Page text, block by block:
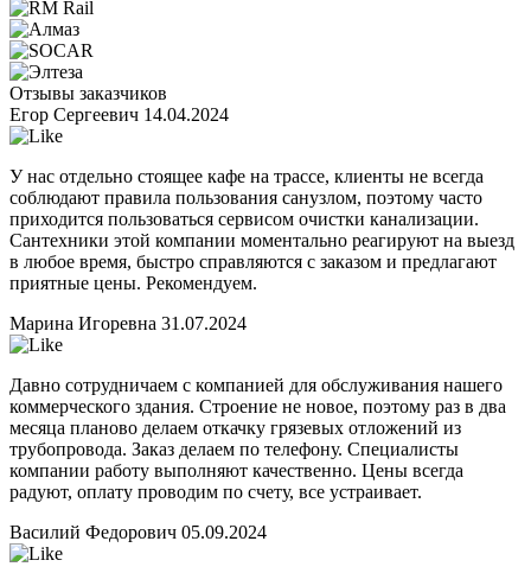
Отзывы заказчиков
Егор Сергеевич 14.04.2024
У нас отдельно стоящее кафе на трассе, клиенты не всегда
соблюдают правила пользования санузлом, поэтому часто
приходится пользоваться сервисом очистки канализации.
Сантехники этой компании моментально реагируют на выезд
в любое время, быстро справляются с заказом и предлагают
приятные цены. Рекомендуем.
Марина Игоревна 31.07.2024
Давно сотрудничаем с компанией для обслуживания нашего
коммерческого здания. Строение не новое, поэтому раз в два
месяца планово делаем откачку грязевых отложений из
трубопровода. Заказ делаем по телефону. Специалисты
компании работу выполняют качественно. Цены всегда
радуют, оплату проводим по счету, все устраивает.
Василий Федорович 05.09.2024